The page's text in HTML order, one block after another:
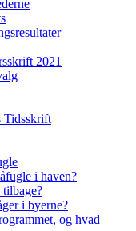
2021
Tidsskrift
i haven?
i byerne?
og hvad